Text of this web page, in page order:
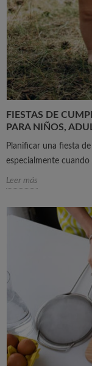
FIESTAS DE
PARA NIÑOS,
Planificar una fiesta
especialmente cuando
Leer más